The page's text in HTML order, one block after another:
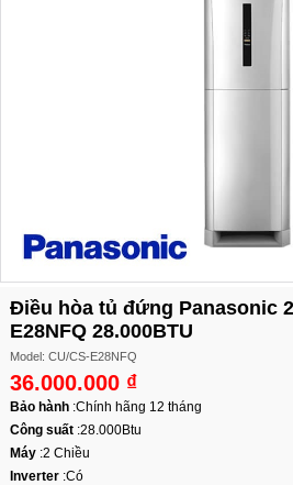
Điều hòa tủ đứng Panasonic
E28NFQ 28.000BTU
Model: CU/CS-E28NFQ
36.000.000 ₫
Bảo hành :Chính hãng 12 tháng
Công suất :28.000Btu
Máy :2 Chiều
Inverter :Có